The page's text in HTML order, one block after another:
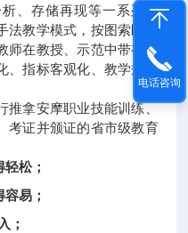
、存储再现等一系列功
教学模式，按图索区，
师在教授、示范中带有主
、指标客观化、教学规范
推拿安摩职业技能训练、
考证并颁证的省市级教育
松；
易；
；
电话咨询